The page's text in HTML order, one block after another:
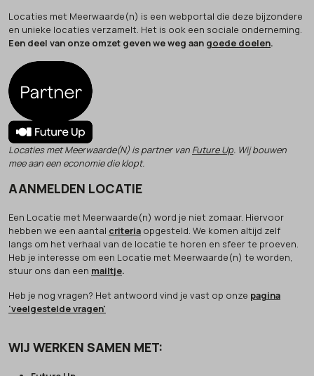
Locaties met Meerwaarde(n) is een webportal die deze bijzondere
en unieke locaties verzamelt. Het is ook een sociale onderneming.
Een deel van onze omzet geven we weg aan goede doelen.
Locaties met Meerwaarde(N) is partner van Future Up. Wij bouwen
mee aan een economie die klopt.
AANMELDEN LOCATIE
Een Locatie met Meerwaarde(n) word je niet zomaar. Hiervoor
hebben we een aantal criteria opgesteld. We komen altijd zelf
langs om het verhaal van de locatie te horen en sfeer te proeven.
Heb je interesse om een Locatie met Meerwaarde(n) te worden,
stuur ons dan een mailtje.
Heb je nog vragen? Het antwoord vind je vast op onze pagina
'veelgestelde vragen'
WIJ WERKEN SAMEN MET: